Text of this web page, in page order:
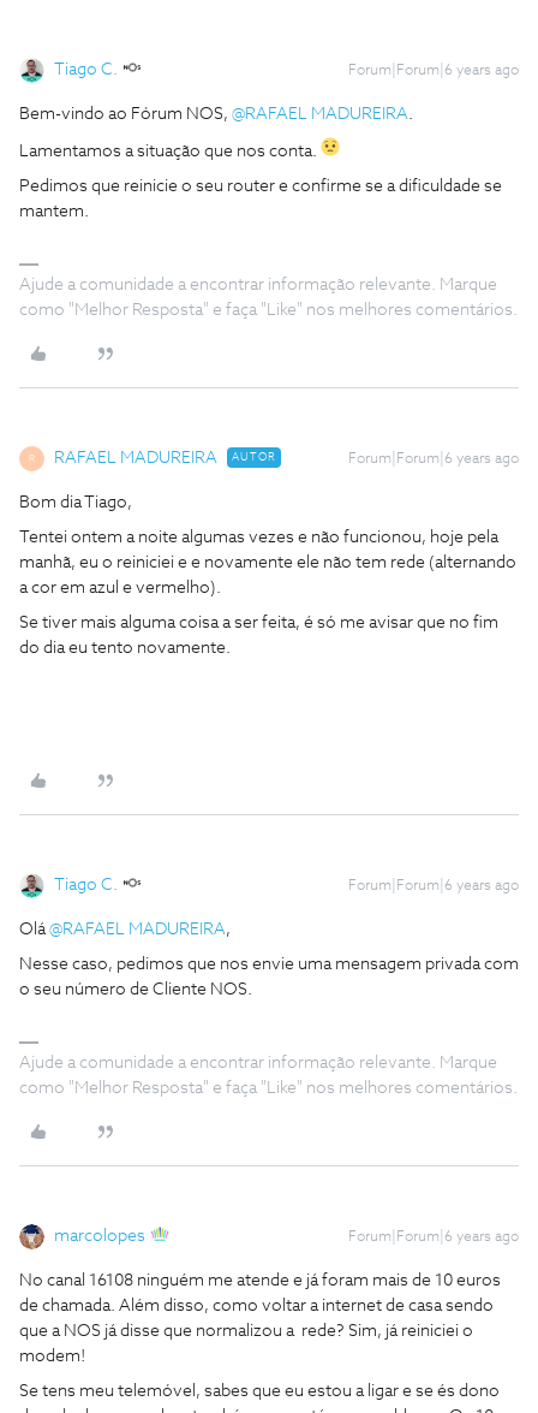
Tiago C. Forum|Forum|6 years ago
Bem-vindo ao Fórum NOS, @RAFAEL MADUREIRA.
Lamentamos a situação que nos conta.
Pedimos que reinicie o seu router e confirme se a dificuldade se
mantem.
Ajude a comunidade a encontrar informação relevante. Marque
como "Melhor Resposta" e faça "Like" nos melhores comentários.
R RAFAEL MADUREIRA AUTOR Forum|Forum|6 years ago
Bom dia Tiago,
Tentei ontem a noite algumas vezes e não funcionou, hoje pela
manhã, eu o reiniciei e e novamente ele não tem rede (alternando
a cor em azul e vermelho).
Se tiver mais alguma coisa a ser feita, é só me avisar que no fim
do dia eu tento novamente.
Tiago C. Forum|Forum|6 years ago
Olá@RAFAEL MADUREIRA,
Nesse caso, pedimos que nos envie uma mensagem privada com
o seu número de Cliente NOS.
Ajude a comunidade a encontrar informação relevante. Marque
como "Melhor Resposta" e faça "Like" nos melhores comentários.
marcolopes Forum|Forum|6 years ago
No canal 16108 ninguém me atende e já foram mais de 10 euros
de chamada. Além disso, como voltar a internet de casa sendo
que a NOS já disse que normalizou a rede? Sim, já reiniciei o
modem!
Se tens meu telemóvel, sabes que eu estou a ligar e se és dono